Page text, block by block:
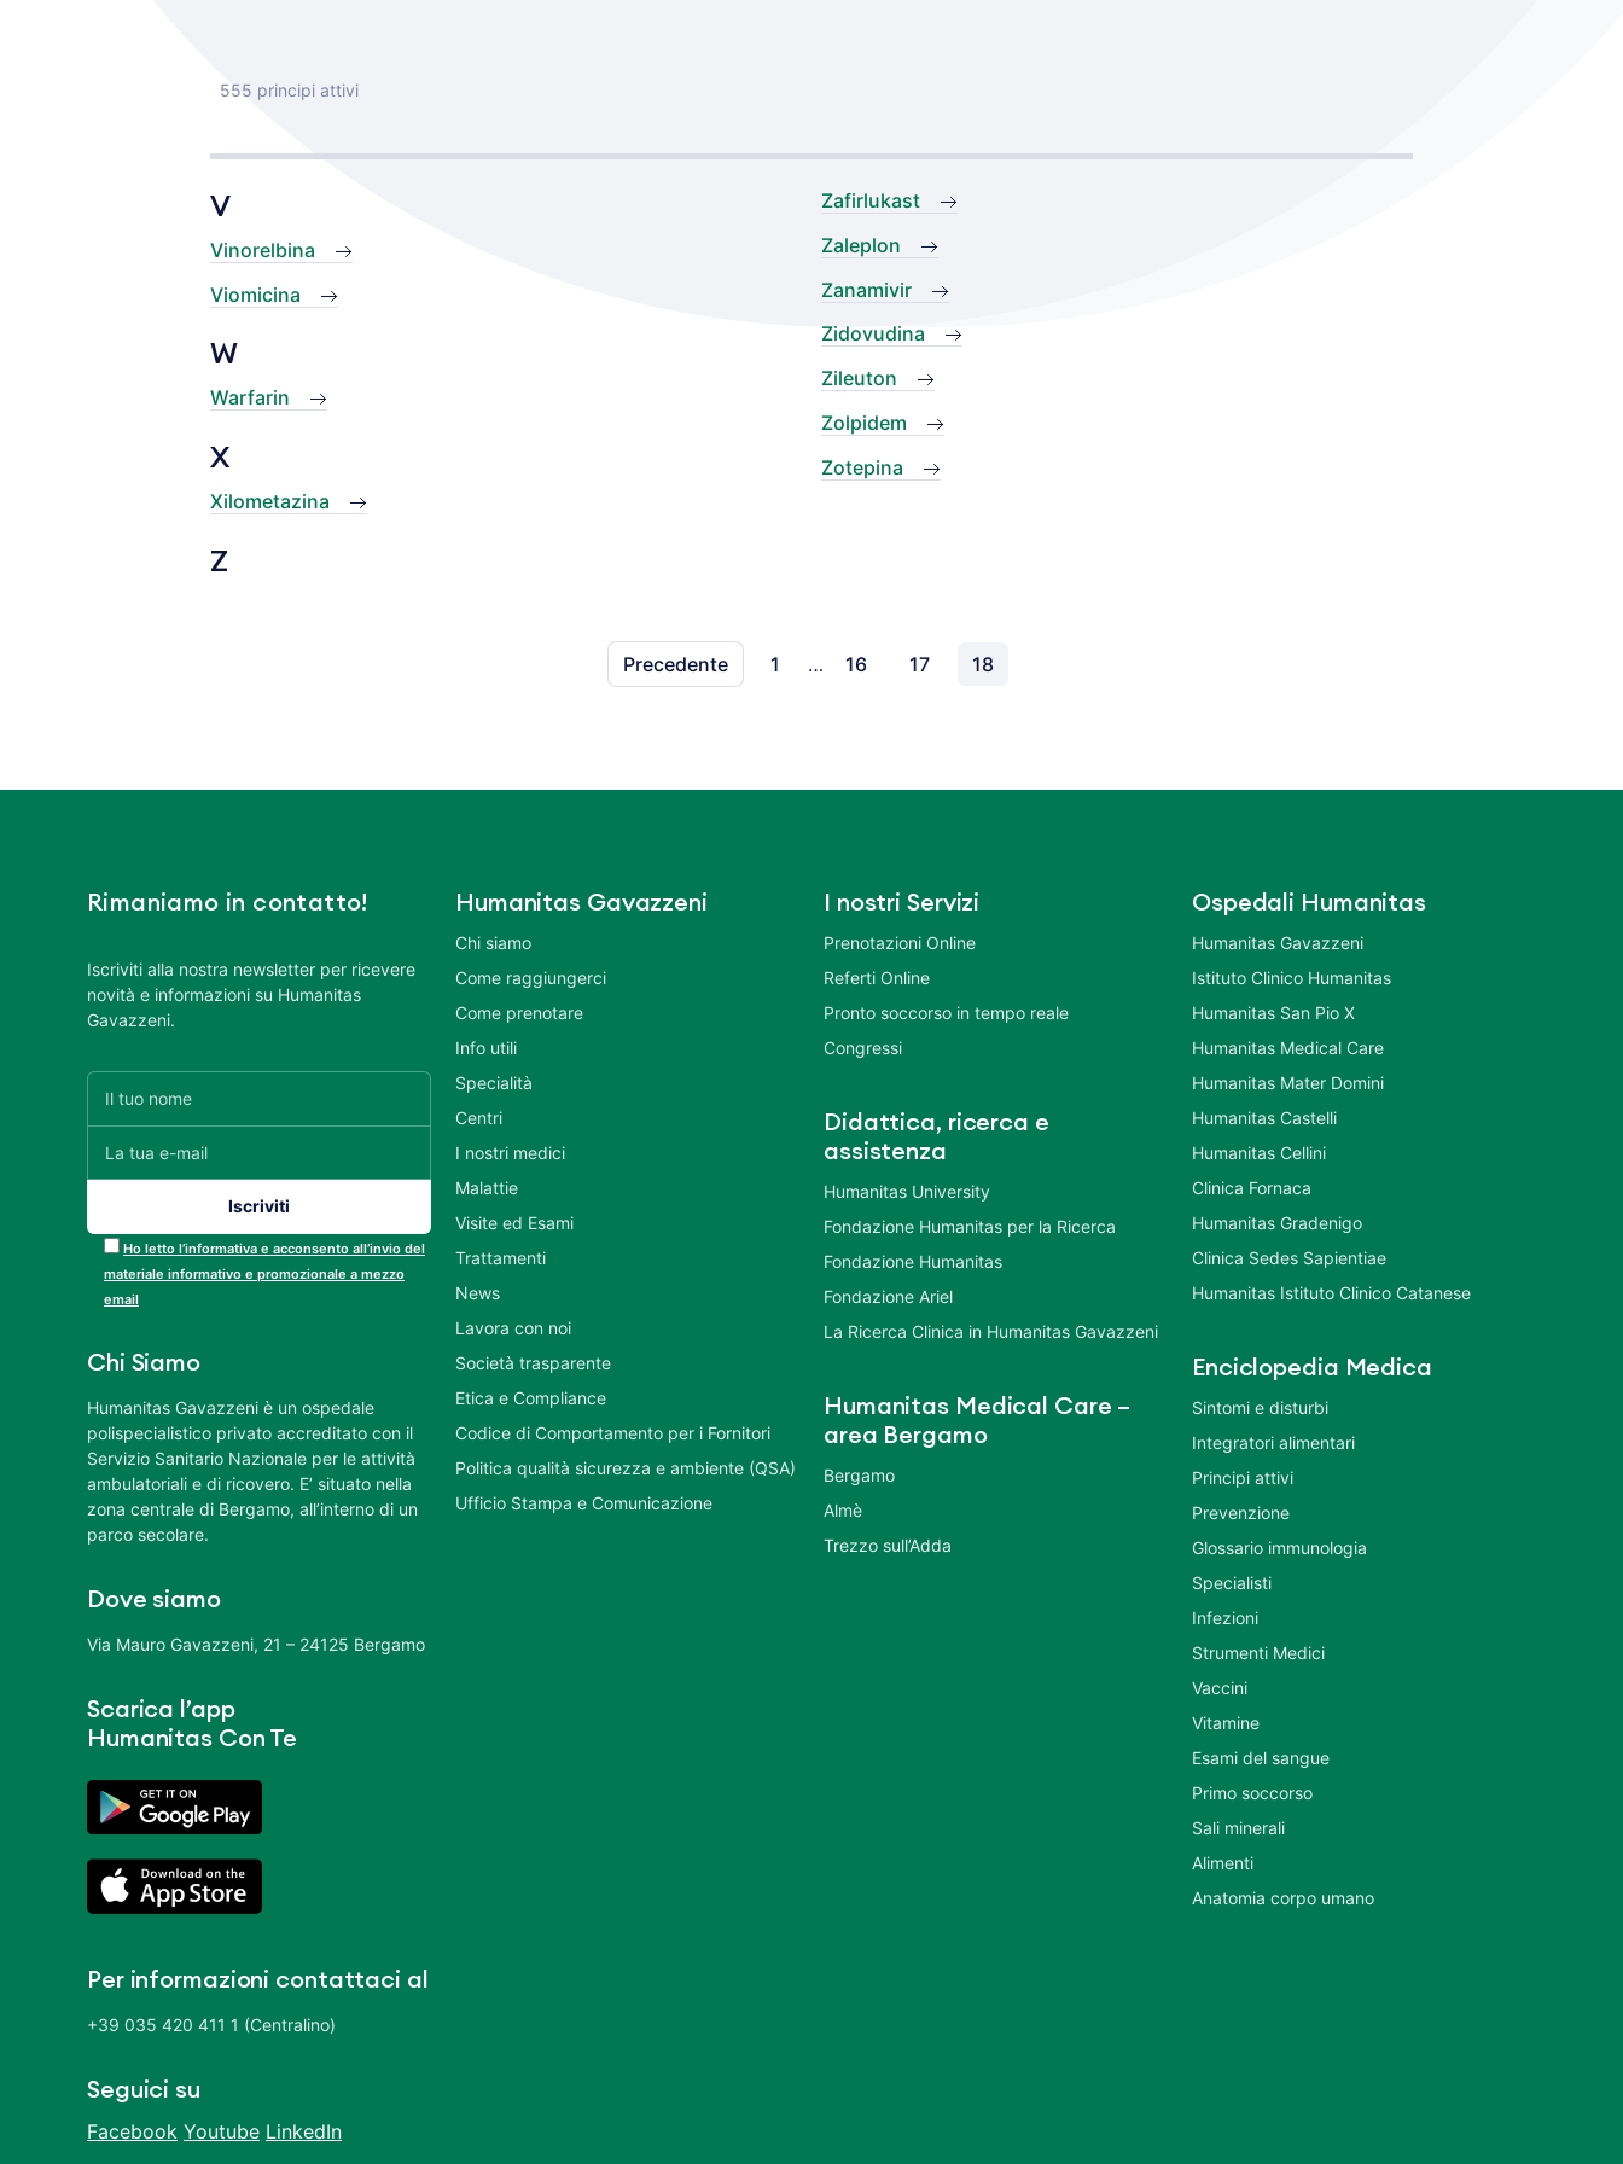
555 principi attivi
V
Vinorelbina
Viomicina
W
Warfarin
X
Xilometazina
Z
Zafirlukast
Zaleplon
Zanamivir
Zidovudina
Zileuton
Zolpidem
Zotepina
Precedente 1 … 16 17 18
Rimaniamo in contatto!
Iscriviti alla nostra newsletter per ricevere
novità e informazioni su Humanitas
Gavazzeni.
Ho letto l’informativa e acconsento all’invio del
materiale informativo e promozionale a mezzo
email
Chi Siamo
Humanitas Gavazzeni è un ospedale
polispecialistico privato accreditato con il
Servizio Sanitario Nazionale per le attività
ambulatoriali e di ricovero. E’ situato nella
zona centrale di Bergamo, all’interno di un
parco secolare.
Dove siamo
Via Mauro Gavazzeni, 21 – 24125 Bergamo
Scarica l’app
Humanitas Con Te
Per informazioni contattaci al
+39 035 420 411 1 (Centralino)
Seguici su
Facebook Youtube LinkedIn
Humanitas Gavazzeni
Chi siamo
Come raggiungerci
Come prenotare
Info utili
Specialità
Centri
I nostri medici
Malattie
Visite ed Esami
Trattamenti
News
Lavora con noi
Società trasparente
Etica e Compliance
Codice di Comportamento per i Fornitori
Politica qualità sicurezza e ambiente (QSA)
Ufficio Stampa e Comunicazione
I nostri Servizi
Prenotazioni Online
Referti Online
Pronto soccorso in tempo reale
Congressi
Didattica, ricerca e
assistenza
Humanitas University
Fondazione Humanitas per la Ricerca
Fondazione Humanitas
Fondazione Ariel
La Ricerca Clinica in Humanitas Gavazzeni
Humanitas Medical Care –
area Bergamo
Bergamo
Almè
Trezzo sull’Adda
Ospedali Humanitas
Humanitas Gavazzeni
Istituto Clinico Humanitas
Humanitas San Pio X
Humanitas Medical Care
Humanitas Mater Domini
Humanitas Castelli
Humanitas Cellini
Clinica Fornaca
Humanitas Gradenigo
Clinica Sedes Sapientiae
Humanitas Istituto Clinico Catanese
Enciclopedia Medica
Sintomi e disturbi
Integratori alimentari
Principi attivi
Prevenzione
Glossario immunologia
Specialisti
Infezioni
Strumenti Medici
Vaccini
Vitamine
Esami del sangue
Primo soccorso
Sali minerali
Alimenti
Anatomia corpo umano